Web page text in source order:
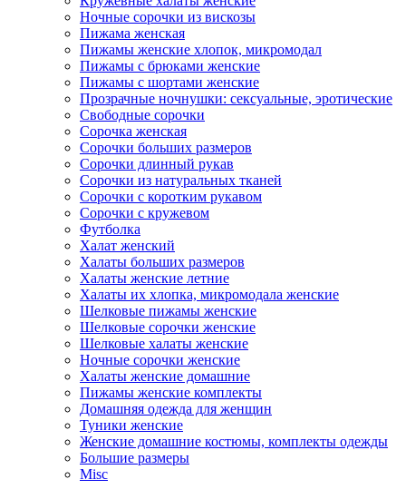
Ночные сорочки из вискозы
Пижама женская
Пижамы женские хлопок, микромодал
Пижамы с брюками женские
Пижамы с шортами женские
Прозрачные ночнушки: сексуальные, эротические
Свободные сорочки
Сорочка женская
Сорочки больших размеров
Сорочки длинный рукав
Сорочки из натуральных тканей
Сорочки с коротким рукавом
Сорочки с кружевом
Футболка
Халат женский
Халаты больших размеров
Халаты женские летние
Халаты их хлопка, микромодала женские
Шелковые пижамы женские
Шелковые сорочки женские
Шелковые халаты женские
Ночные сорочки женские
Халаты женские домашние
Пижамы женские комплекты
Домашняя одежда для женщин
Туники женские
Женские домашние костюмы, комплекты одежды
Большие размеры
Misc